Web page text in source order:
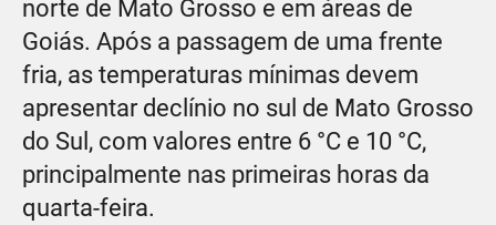
norte de Mato Grosso e em áreas de
Goiás. Após a passagem de uma frente
fria, as temperaturas mínimas devem
apresentar declínio no sul de Mato Grosso
do Sul, com valores entre 6 °C e 10 °C,
principalmente nas primeiras horas da
quarta-feira.